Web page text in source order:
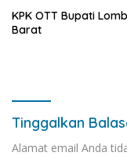
KPK OTT Bupati
Barat
Tinggalkan
Alamat email Anda